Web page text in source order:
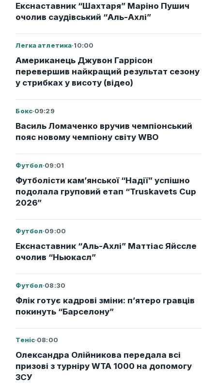
Екснаставник “Шахтаря” Маріно Пушич
очолив саудівський “Аль-Ахлі”
Легка атлетика·10:00
Американець Джувон Гаррісон
перевершив найкращий результат сезону
у стрибках у висоту (відео)
Бокс·09:29
Василь Ломаченко вручив чемпіонський
пояс новому чемпіону світу WBO
Футбол·09:01
Футболісти кам’янської “Надії” успішно
подолала груповий етап “Truskavets Cup
2026”
Футбол·09:00
Екснаставник “Аль-Ахлі” Маттіас Яйссле
очолив “Ньюкасл”
Футбол·08:30
Флік готує кадрові зміни: п’ятеро гравців
покинуть “Барселону”
Теніс·08:00
Олександра Олійникова передала всі
призові з турніру WTA 1000 на допомогу
ЗСУ